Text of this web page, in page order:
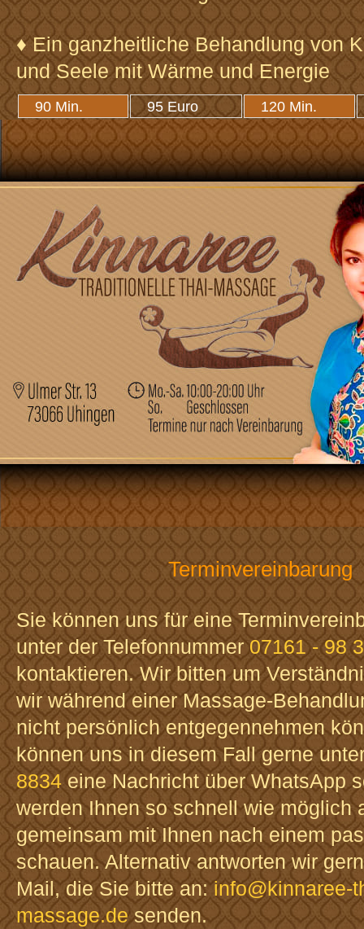
♦ Ein ganzheitliche Behandlung von
und Seele mit Wärme und Energie
90 Min. 95 Euro 120 Min.
Terminvereinbarung
Sie können uns für eine
unter der Telefonnummer07161 - 98
kontaktieren. Wir bitten um
wir während einer Massage-
nicht persönlich entgegennehmen
können uns in diesem Fall gerne
8834eine Nachricht über WhatsApp
werden Ihnen so schnell wie möglich
gemeinsam mit Ihnen nach einem
schauen. Alternativ antworten wir
Mail, die Sie bitte an:info@kinnaree-
massage.desenden.